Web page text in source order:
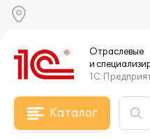
Отраслевые
и
Каталог